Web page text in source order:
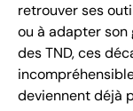
retrouver ses
ou à adapter son
des TND, ces
deviennent déjà